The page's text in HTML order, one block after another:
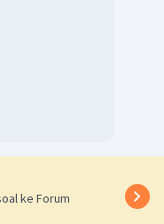
ke Forum